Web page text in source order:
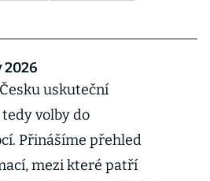
2026
uskuteční
volby do
Přinášíme přehled
mezi které patří